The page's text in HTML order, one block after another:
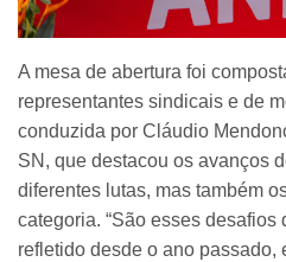
A mesa de abertura foi
representantes sindicais e de
conduzida por Cláudio
SN, que destacou os avanços
diferentes lutas, mas também
categoria. “São esses desafios
refletido desde o ano passado,